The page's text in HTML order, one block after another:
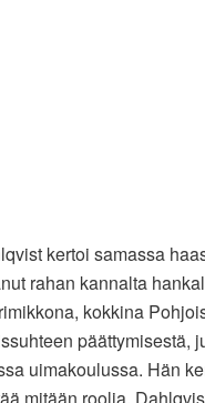
kertoi samassa
rahan kannalta
kokkina
päättymisestä,
uimakoulussa. Hän